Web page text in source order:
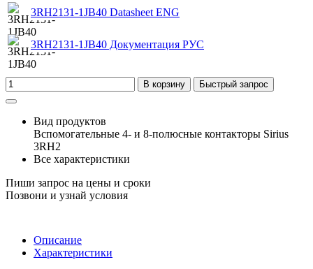
3RH2131-1JB40 Datasheet ENG
3RH2131-1JB40 Документация РУС
В корзину Быстрый запрос
Вид продуктов
Вспомогательные 4- и 8-полюсные контакторы Sirius
3RH2
Все характеристики
Пиши запрос на цены и сроки
Позвони и узнай условия
Описание
Характеристики